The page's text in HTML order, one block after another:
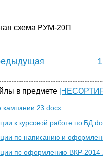
схема РУМ-20П
1
в предмете
кампании 23.docx
к курсовой работе по
по написанию и
по оформлению ВКР-2014